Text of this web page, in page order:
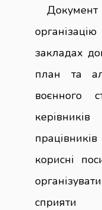
Документ
закладах
план та
воєнного
корисні
сприяти